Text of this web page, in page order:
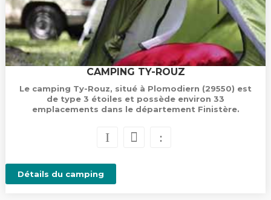
CAMPING TY-ROUZ
Le camping Ty-Rouz, situé à Plomodiern (29550) est
de type 3 étoiles et possède environ 33
emplacements dans le département Finistère.
Détails du camping